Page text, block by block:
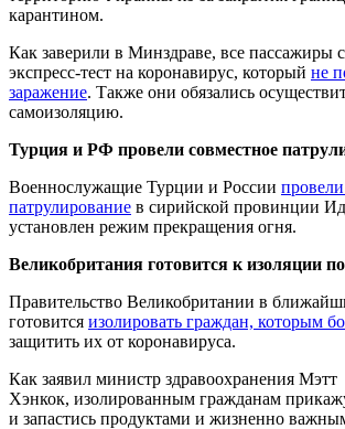
карантином.
Как заверили в Минздраве, все пассажиры
экспресс-тест на коронавирус, который не
заражение. Также они обязались
самоизоляцию.
Турция и РФ провели совместное
Военнослужащие Турции и России
патрулирование в сирийской провинции
установлен режим прекращения огня.
Великобритания готовится к изоляции
Правительство Великобритании в
готовится изолировать граждан, которым
защитить их от коронавируса.
Как заявил министр здравоохранения Мэтт
Хэнкок, изолированным гражданам
и запастись продуктами и жизненно